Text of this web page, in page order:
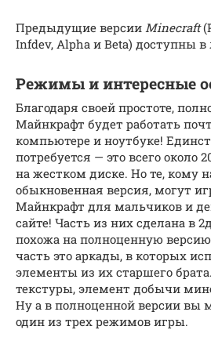
Предыдущие версии Minecraft
Infdev, Alpha и Beta) доступны в
Режимы и интересные
Благодаря своей простоте,
Майнкрафт будет работать
компьютере и ноутбуке!
потребуется — это всего около
на жестком диске. Но те, кому
обыкновенная версия, могут
Майнкрафт для мальчиков и
сайте! Часть из них сделана в
похожа на полноценную
часть это аркады, в которых
элементы из их старшего
текстуры, элемент добычи
Ну а в полноценной версии вы
один из трех режимов игры.